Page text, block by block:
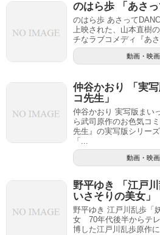
のはら歩 「あさっ
のはら歩 あさって
上映された、山本直樹
チなラブコメディ『あ
動画・映
仲谷かおり 「実
コ先生」
仲谷かおり 実写版ま
ら武司原作のお色気コ
先生』の実写版シリー
「...
動画・映
野平ゆき 「江戸
いさそりの美女」
野平ゆき 江戸川乱歩「
女 70年代後半からテ
博した江戸川乱歩原作